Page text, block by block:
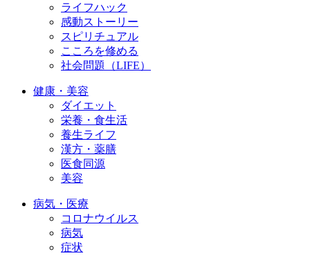
ライフハック
感動ストーリー
スピリチュアル
こころを修める
社会問題（LIFE）
健康・美容
ダイエット
栄養・食生活
養生ライフ
漢方・薬膳
医食同源
美容
病気・医療
コロナウイルス
病気
症状